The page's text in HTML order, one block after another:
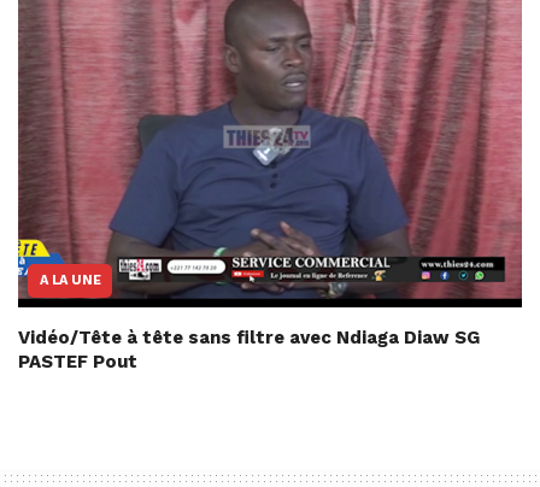
A LA UNE
Vidéo/Tête à tête sans filtre avec Ndiaga Diaw SG
PASTEF Pout